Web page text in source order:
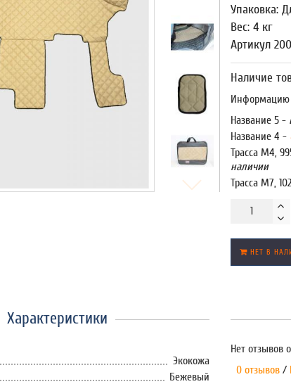
Упаковка:
Вес: 4 кг
Артикул
Наличие
Информацию
Название 5 -
Название 4 -
Трасса М4,
наличии
Трасса М7,
НЕТ В
Характеристики
Экокожа
Бежевый
Нет отзывов
0 отзывов /